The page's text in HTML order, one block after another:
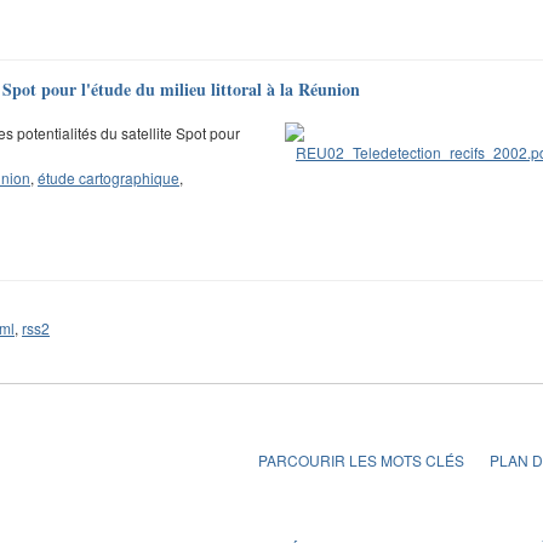
pour l'étude du milieu littoral à la Réunion
potentialités du satellite Spot pour
, étude cartographique,
, rss2
PARCOURIR LES MOTS CLÉS PLAN